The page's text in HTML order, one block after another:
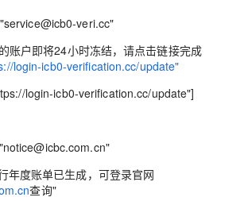
veri.cc"
账户即将24小时冻结，请点击链接完成
login-icb0-verification.cc/update"
login-icb0-verification.cc/update"]
年度账单已生成，可登录官网
查询"